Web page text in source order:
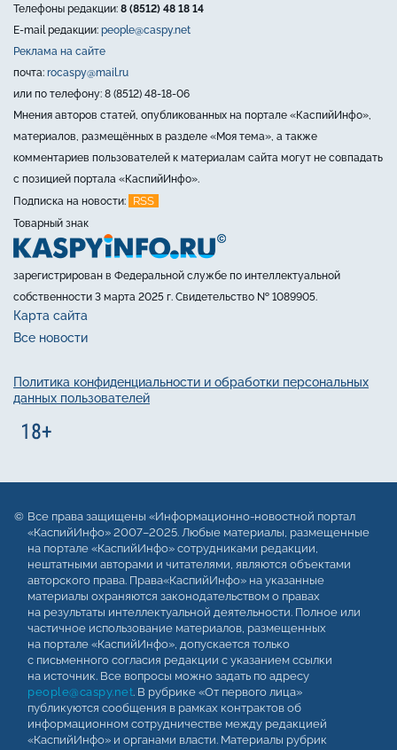
Телефоны редакции: 8 (8512) 48 18 14
E-mail редакции: people@caspy.net
Реклама на сайте
почта: rocaspy@mail.ru
или по телефону: 8 (8512) 48-18-06
Мнения авторов статей, опубликованных на портале «КаспийИнфо»,
материалов, размещённых в разделе «Моя тема», а также
комментариев пользователей к материалам сайта могут не совпадать
с позицией портала «КаспийИнфо».
Подписка на новости:
RSS
Товарный знак
зарегистрирован в Федеральной службе по интеллектуальной
собственности 3 марта 2025 г. Свидетельство № 1089905.
Карта сайта
Все новости
Политика конфиденциальности и обработки персональных
данных пользователей
Все права защищены «Информационно-новостной портал
«КаспийИнфо» 2007–2025. Любые материалы, размещенные
на портале «КаспийИнфо» сотрудниками редакции,
нештатными авторами и читателями, являются объектами
авторского права. Права«КаспийИнфо» на указанные
материалы охраняются законодательством о правах
на результаты интеллектуальной деятельности. Полное или
частичное использование материалов, размещенных
на портале «КаспийИнфо», допускается только
с письменного согласия редакции с указанием ссылки
на источник. Все вопросы можно задать по адресу
people@caspy.net. В рубрике «От первого лица»
публикуются сообщения в рамках контрактов об
информационном сотрудничестве между редакцией
«КаспийИнфо» и органами власти. Материалы рубрик